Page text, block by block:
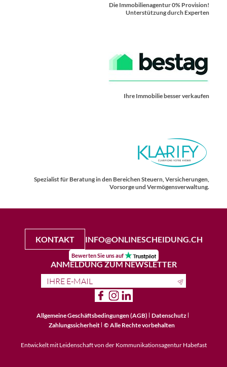
Die Immobilienagentur 0% Provision!
Unterstützung durch Experten
Ihre Immobilie besser verkaufen
Spezialist für Beratung in den Bereichen Steuern, Versicherungen,
Vorsorge und Vermögensverwaltung.
KONTAKT INFO@ONLINESCHEIDUNG.CH
Bewerten Sie uns auf
ANMELDUNG ZUM NEWSLETTER
Allgemeine Geschäftsbedingungen (AGB) Datenschutz
Zahlungssicherheit © Alle Rechte vorbehalten
Entwickelt mit Leidenschaft von der Kommunikationsagentur Habefast